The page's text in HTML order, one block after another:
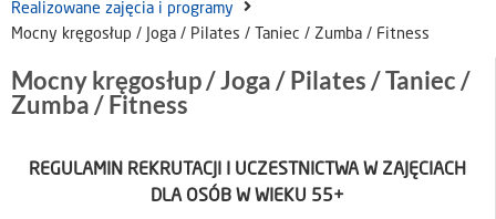
Realizowane zajęcia i programy
Mocny kręgosłup / Joga / Pilates / Taniec / Zumba / Fitness
Mocny kręgosłup / Joga / Pilates / Taniec /
Zumba / Fitness
REGULAMIN REKRUTACJI I UCZESTNICTWA W ZAJĘCIACH
DLA OSÓB W WIEKU 55+